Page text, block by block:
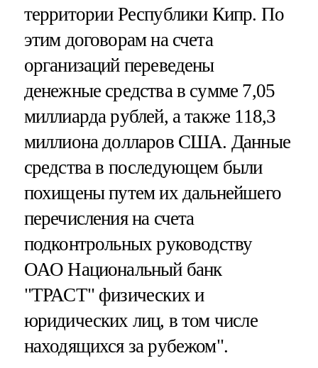
территории Республики Кипр. По
этим договорам на счета
организаций переведены
денежные средства в сумме 7,05
миллиарда рублей, а также 118,3
миллиона долларов США. Данные
средства в последующем были
похищены путем их дальнейшего
перечисления на счета
подконтрольных руководству
ОАО Национальный банк
"ТРАСТ" физических и
юридических лиц, в том числе
находящихся за рубежом".